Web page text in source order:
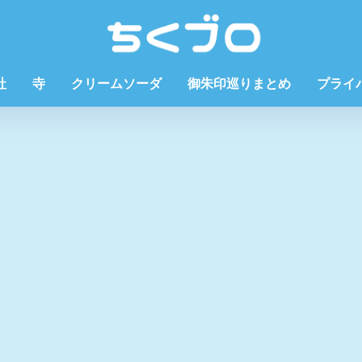
寺 クリームソーダ 御朱印巡りまとめ プライ